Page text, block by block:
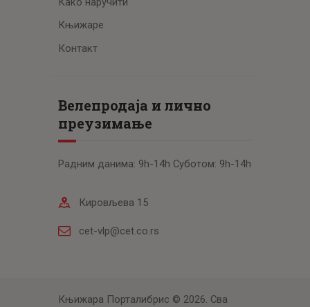
Књижаре
Контакт
Велепродаја и лично
преузимање
Радним данима: 9h-14h Суботом: 9h-14h
Кировљева 15
cet-vlp@cet.co.rs
Књижара Порталибрис © 2026. Сва